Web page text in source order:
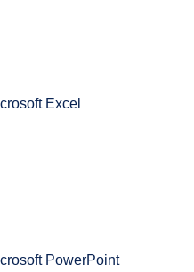
Excel
PowerPoint